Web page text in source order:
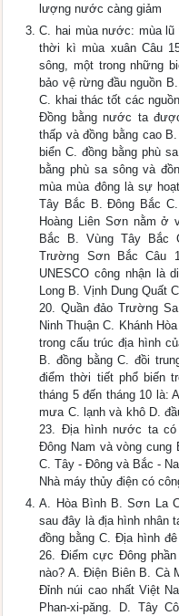
lượng nước càng giảm
C. hai mùa nước: mùa lũ
thời kì mùa xuân Câu
sông, một trong những
bảo vệ rừng đầu nguồn
C. khai thác tốt các
Đồng bằng nước ta
thấp và đồng bằng cao
biển C. đồng bằng phù
bằng phù sa sông và
mùa mùa đông là sự
Tây Bắc B. Đông Bắc
Hoàng Liên Sơn nằm ở
Bắc B. Vùng Tây Bắc
Trường Sơn Bắc Câu
UNESCO công nhận là
Long B. Vịnh Dung Quất
20. Quần đảo Trường
Ninh Thuận C. Khánh
trong cấu trúc địa hình
B. đồng bằng C. đồi
điểm thời tiết phổ biến
tháng 5 đến tháng 10 là:
mưa C. lạnh và khô D.
23. Địa hình nước ta
Đông Nam và vòng
C. Tây - Đông và Bắc -
Nhà máy thủy điện có
A. Hòa Bình B. Sơn La
sau đây là địa hình nhân
đồng bằng C. Địa hình
26. Điểm cực Đông
nào? A. Điện Biên B. Cà
Đỉnh núi cao nhất Việt
Phan-xi-păng. D. Tây